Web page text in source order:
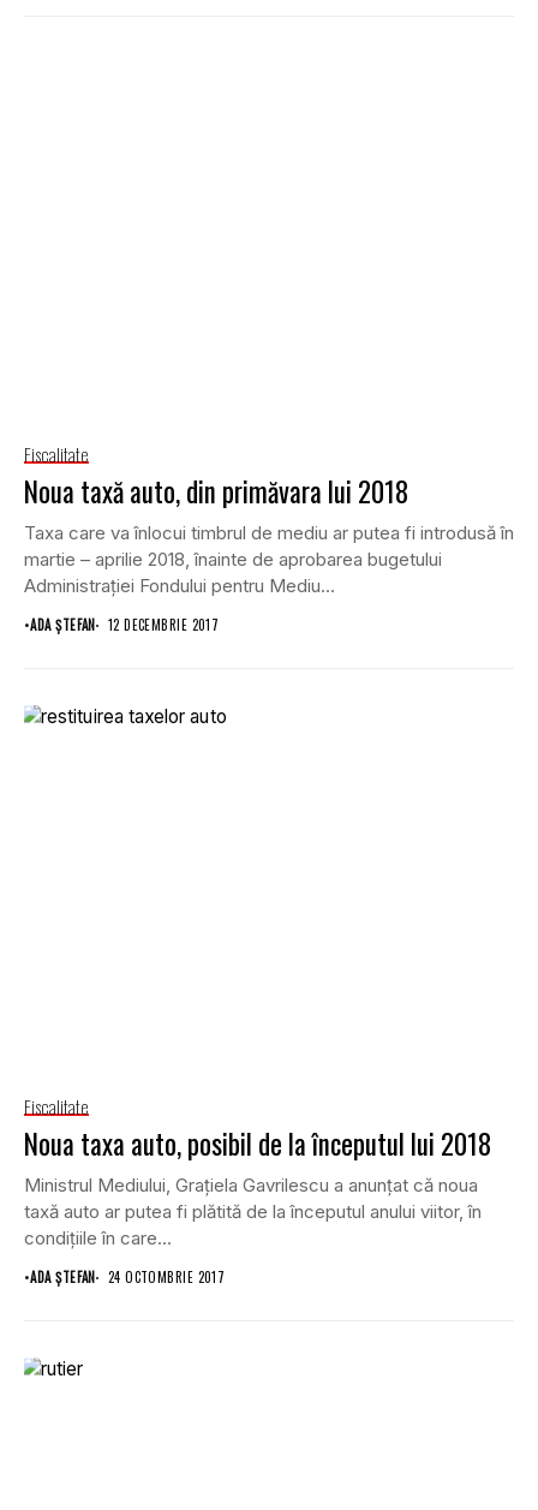
Fiscalitate
Noua taxă auto, din primăvara lui 2018
Taxa care va înlocui timbrul de mediu ar putea fi introdusă în
martie – aprilie 2018, înainte de aprobarea bugetului
Administraţiei Fondului pentru Mediu...
•ADA ȘTEFAN 12 DECEMBRIE 2017
Fiscalitate
Noua taxa auto, posibil de la începutul lui 2018
Ministrul Mediului, Graţiela Gavrilescu a anunţat că noua
taxă auto ar putea fi plătită de la începutul anului viitor, în
condiţiile în care...
•ADA ȘTEFAN 24 OCTOMBRIE 2017